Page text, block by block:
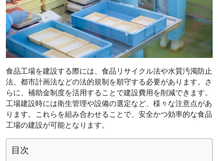
食品工場を建設する際には、食品リサイクル法や水質汚濁防止
法、都市計画法などの法的規制を順守する必要があります。さ
らに、補助金制度を活用することで建設費用を削減できます。
工場建設時には衛生管理や設備の選定など、様々な注意点があ
ります。これらを組み合わせることで、安全かつ効率的な食品
工場の建設が可能となります。
目次